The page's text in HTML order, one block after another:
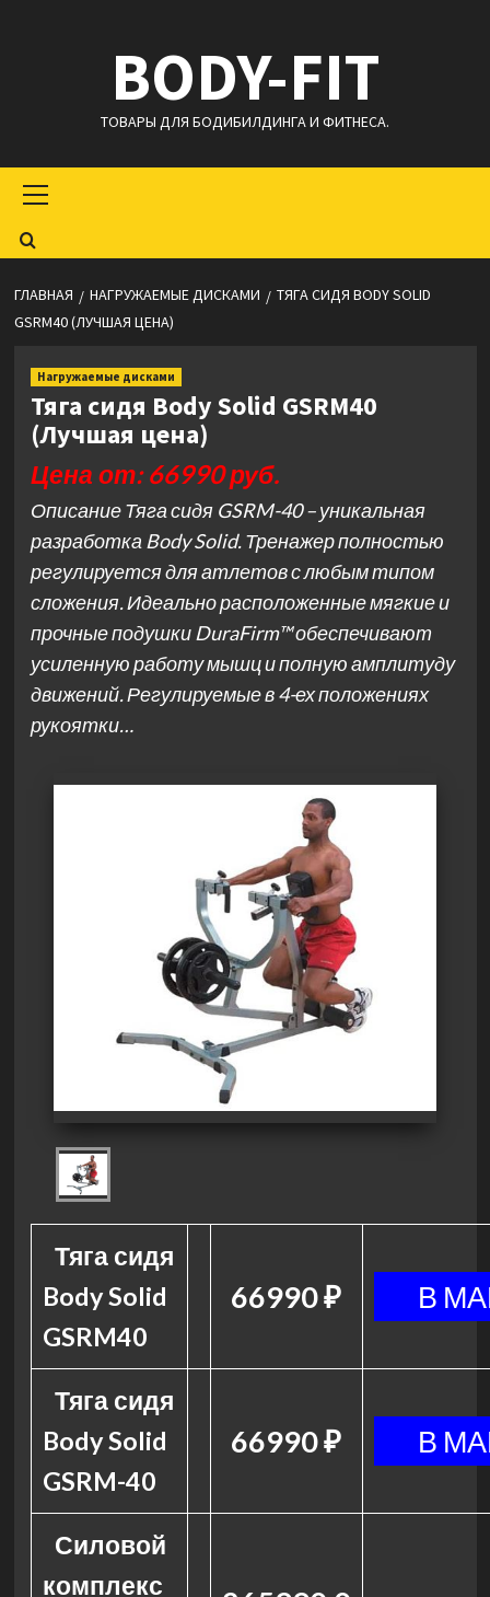
BODY-FIT
ТОВАРЫ ДЛЯ БОДИБИЛДИНГА И ФИТНЕСА.
меню
ГЛАВНАЯ НАГРУЖАЕМЫЕ ДИСКАМИ
ТЯГА СИДЯ BODY SOLID
GSRM40 (ЛУЧШАЯ ЦЕНА)
Нагружаемые дисками
Тяга сидя Body Solid GSRM40
(Лучшая цена)
Цена от: 66990 руб.
Описание Тяга сидя GSRM-40 – уникальная
разработка Body Solid. Тренажер полностью
регулируется для атлетов с любым типом
сложения. Идеально расположенные мягкие и
прочные подушки DuraFirm™ обеспечивают
усиленную работу мышц и полную амплитуду
движений. Регулируемые в 4-ех положениях
рукоятки…
Тяга сидя
Body Solid
GSRM40
66990 ₽
Тяга сидя
Body Solid
GSRM-40
66990 ₽
Силовой
комплекс